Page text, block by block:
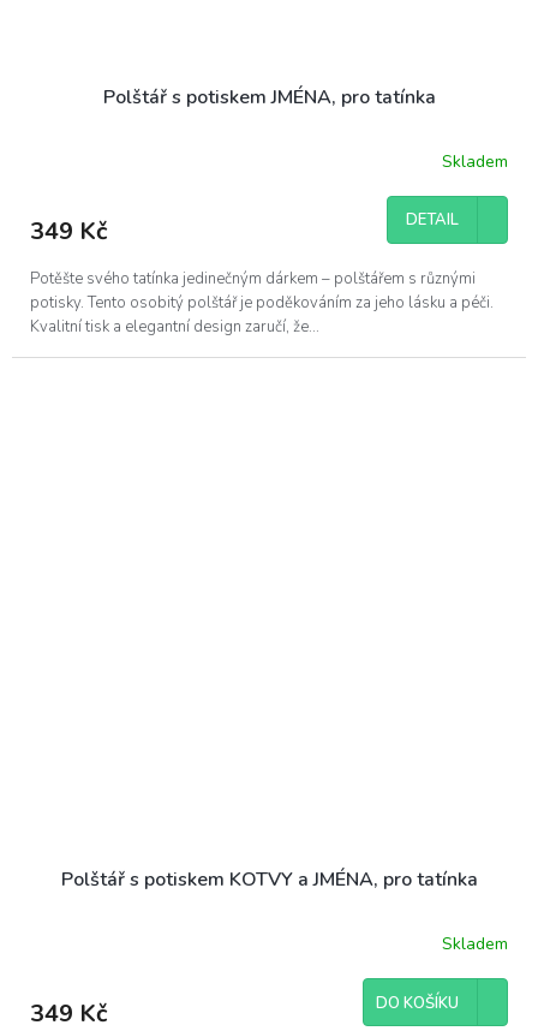
Polštář s potiskem JMÉNA, pro tatínka
Skladem
349 Kč DETAIL
Potěšte svého tatínka jedinečným dárkem – polštářem s různými
potisky. Tento osobitý polštář je poděkováním za jeho lásku a péči.
Kvalitní tisk a elegantní design zaručí, že...
Polštář s potiskem KOTVY a JMÉNA, pro tatínka
Skladem
349 Kč DO KOŠÍKU